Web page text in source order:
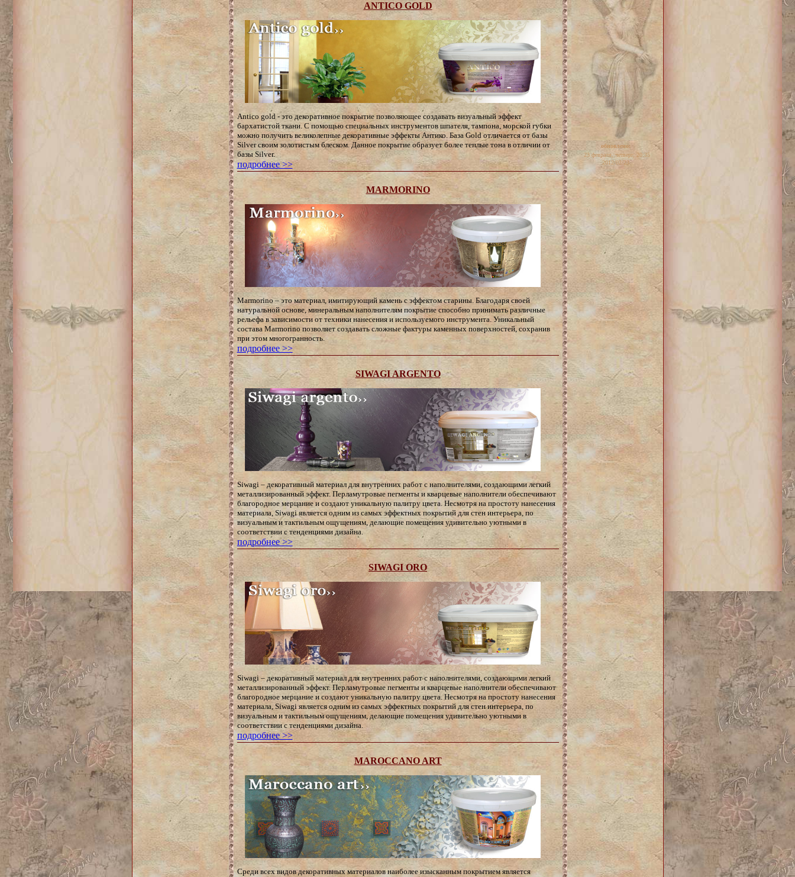
ANTICO GOLD
Antico gold - это декоративное покрытие позволяющее создавать визуальный эффект
бархатистой ткани. С помощью специальных инструментов шпателя, тампона, морской губки
можно получить великолепные декоративные эффекты Антико. База Gold отличается от базы
Silver своим золотистым блеском. Данное покрытие образует более теплые тона в отличии от
базы Silver.
подробнее >>
MARMORINO
Marmorino – это материал, имитирующий камень с эффектом старины. Благодаря своей
натуральной основе, минеральным наполнителям покрытие способно принимать различные
рельефа в зависимости от техники нанесения и используемого инструмента. Уникальный
состава Marmorino позволяет создавать сложные фактуры каменных поверхностей, сохранив
при этом многогранность.
подробнее >>
SIWAGI ARGENTO
Siwagi – декоративный материал для внутренних работ с наполнителями, создающими легкий
металлизированный эффект. Перламутровые пегменты и кварцевые наполнители обеспечивают
благородное мерцание и создают уникальную палитру цвета. Несмотря на простоту нанесения
материала, Siwagi является одним из самых эффектных покрытий для стен интерьера, по
визуальным и тактильным ощущениям, делающие помещения удивительно уютными в
соответствии с тенденциями дизайна.
подробнее >>
SIWAGI ORO
Siwagi – декоративный материал для внутренних работ с наполнителями, создающими легкий
металлизированный эффект. Перламутровые пегменты и кварцевые наполнители обеспечивают
благородное мерцание и создают уникальную палитру цвета. Несмотря на простоту нанесения
материала, Siwagi является одним из самых эффектных покрытий для стен интерьера, по
визуальным и тактильным ощущениям, делающие помещения удивительно уютными в
соответствии с тенденциями дизайна.
подробнее >>
MAROCCANO ART
Среди всех видов декоративных материалов наиболее изысканным покрытием является
обновлено:
23 февраля, четверг, 20:35
2012/02/23